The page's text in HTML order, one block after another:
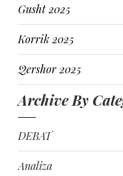
Gusht 2025
Korrik 2025
Qershor 2025
Archive By
DEBAT
Analiza